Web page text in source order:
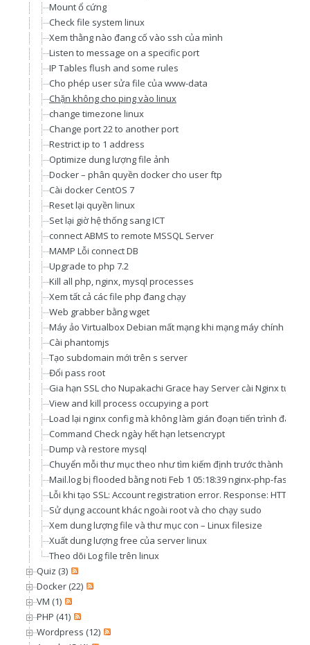
Mount ổ cứng
Check file system linux
Xem thằng nào đang cố vào ssh của mình
Listen to message on a specific port
IP Tables flush and some rules
Cho phép user sửa file của www-data
Chặn không cho ping vào linux
change timezone linux
Change port 22 to another port
Restrict ip to 1 address
Optimize dung lượng file ảnh
Docker – phân quyền docker cho user ftp
Cài docker CentOS 7
Reset lại quyền linux
Set lại giờ hệ thống sang ICT
connect ABMS to remote MSSQL Server
MAMP Lỗi connect DB
Upgrade to php 7.2
Kill all php, nginx, mysql processes
Xem tất cả các file php đang chạy
Web grabber bằng wget
Máy ảo Virtualbox Debian mất mạng khi mạng máy chính có
Cài phantomjs
Tạo subdomain mới trên s server
Đổi pass root
Gia hạn SSL cho Nupakachi Grace hay Server cài Nginx tương
View and kill process occupying a port
Load lại nginx config mà không làm gián đoạn tiến trình đang
Command Check ngày hết hạn letsencrypt
Dump và restore mysql
Chuyển mỗi thư mục theo như tìm kiếm định trước thành 1 file
Mail.log bị flooded bằng noti Feb 1 05:18:39 nginx-php-
Lỗi khi tạo SSL: Account registration error. Response: HTTP/
Sử dụng account khác ngoài root và cho chạy sudo
Xem dung lượng file và thư mục con – Linux filesize
Xuất dung lượng free của server linux
Theo dõi Log file trên linux
Quiz (3)
Docker (22)
VM (1)
PHP (41)
Wordpress (12)